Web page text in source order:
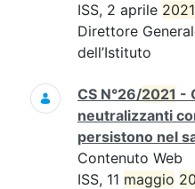
ISS, 2 aprile 2021
Direttore
dell’Istituto
CS N°26/2021 -
neutralizzanti
persistono nel
Contenuto Web
ISS, 11 maggio